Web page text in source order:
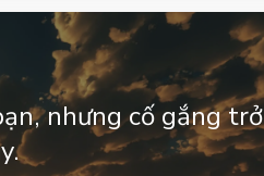
nhưng cố gắng trở